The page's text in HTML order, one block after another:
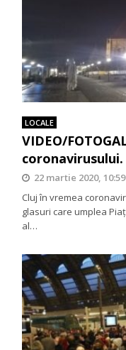
LOCALE
VIDEO/
22 martie 2020, 10:59
Cluj în vremea
glasuri care umplea
al…